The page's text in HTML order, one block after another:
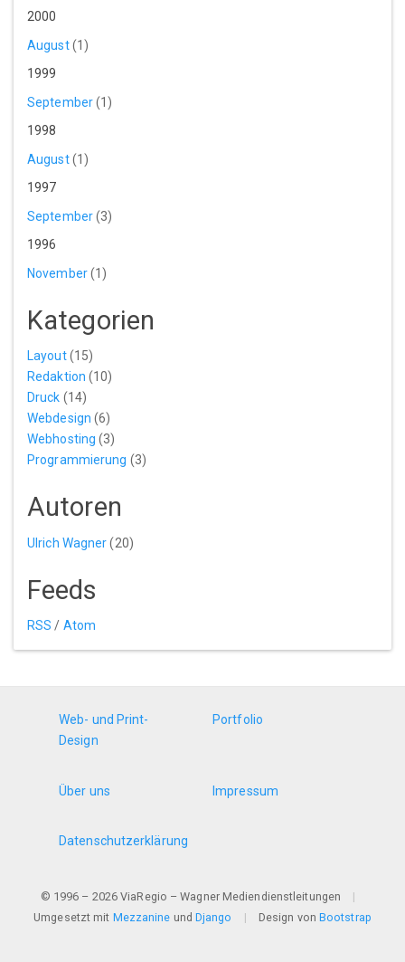
2000
August(1)
1999
September(1)
1998
August(1)
1997
September(3)
1996
November(1)
Kategorien
Layout(15)
Redaktion (10)
Druck (14)
Webdesign (6)
Webhosting (3)
Programmierung (3)
Autoren
Ulrich Wagner(20)
Feeds
RSS / Atom
Web- und Print-
Design
Portfolio
Über uns Impressum
Datenschutzerklärung
© 1996 – 2026 ViaRegio – Wagner Mediendienstleitungen
|
Umgesetzt mit Mezzanine und Django | Design von Bootstrap